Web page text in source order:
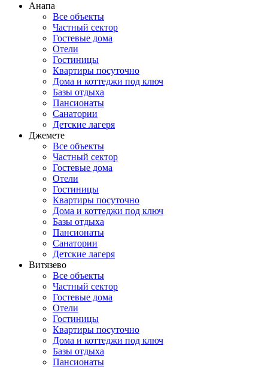
Анапа
Все объекты
Частный сектор
Гостевые дома
Отели
Гостиницы
Квартиры посуточно
Дома и коттеджи под ключ
Базы отдыха
Пансионаты
Санатории
Детские лагеря
Джемете
Все объекты
Частный сектор
Гостевые дома
Отели
Гостиницы
Квартиры посуточно
Дома и коттеджи под ключ
Базы отдыха
Пансионаты
Санатории
Детские лагеря
Витязево
Все объекты
Частный сектор
Гостевые дома
Отели
Гостиницы
Квартиры посуточно
Дома и коттеджи под ключ
Базы отдыха
Пансионаты